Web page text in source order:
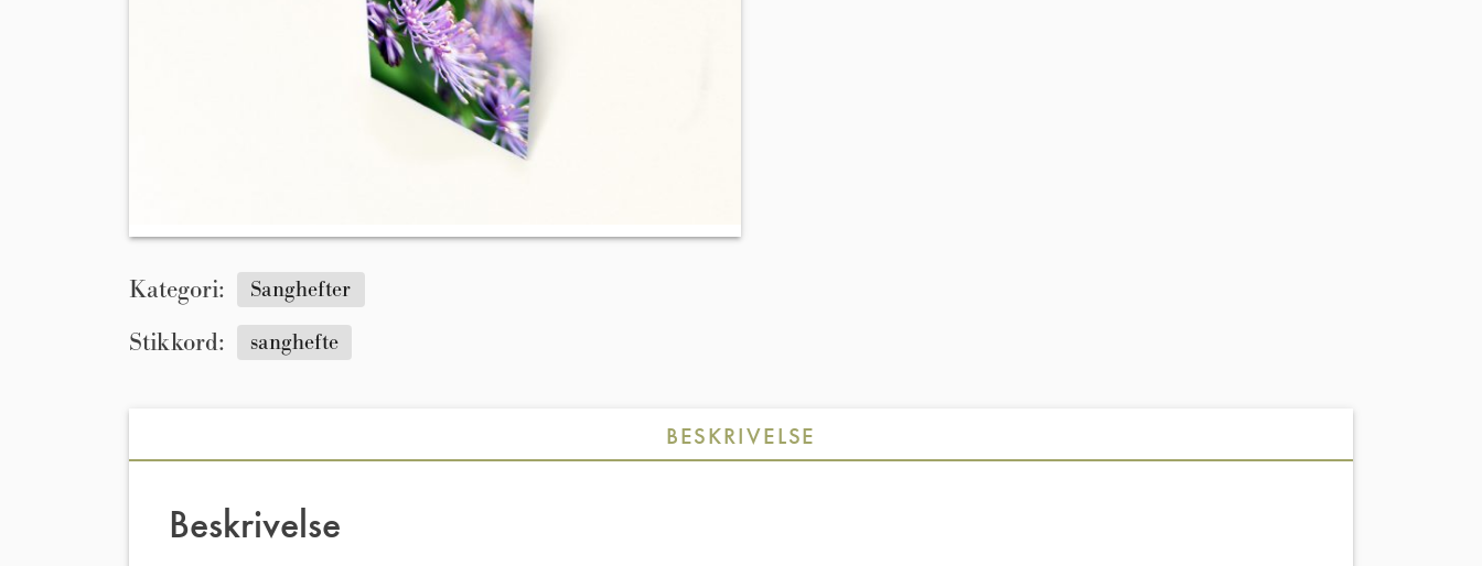
Kategori: Sanghefter
Stikkord: sanghefte
BESKRIVELSE
Beskrivelse